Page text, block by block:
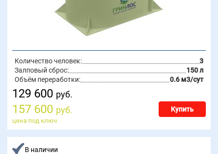
Количество человек:
3
Залповый сброс:
150 л
Объём переработки:
0.6 м3/сут
129 600 руб.
157 600 руб. Купить
цена под ключ
В наличии